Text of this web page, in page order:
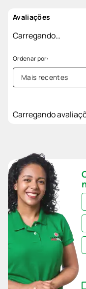
Avaliações
Carregando…
Mais recentes
Carregando